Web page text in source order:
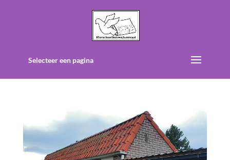
Selecteer een pagina